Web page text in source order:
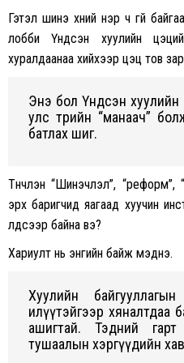
Гэтэл шинэ хүний үнэр ч үгүй
лобби Үндсэн хуулийн
хуралдаанаа хийхээр цэц тов
Энэ бол Үндсэн хуулийн
улс төрийн “манаач”
батлах шиг.
Түүнчлэн “Шинэчлэл”,
эрх баригчид яагаад хуучин
үлдсээр байна вэ?
Хариулт нь энгийн байж мэднэ.
Хуулийн
илүүтэйгээр хяналтдаа
ашигтай. Тэдний
тушаалын хэргүүдийн